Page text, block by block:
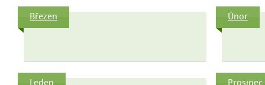
Březen Únor
Leden Prosinec